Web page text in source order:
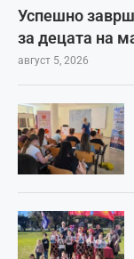
Успешно
за децата на
август 5, 2026